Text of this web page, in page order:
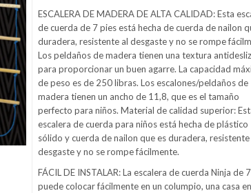
ESCALERA DE MADERA DE ALTA CALIDAD: Esta
de cuerda de 7 pies está hecha de cuerda de nailon
duradera, resistente al desgaste y no se rompe
Los peldaños de madera tienen una textura
para proporcionar un buen agarre. La capacidad
de peso es de 250 libras. Los escalones/peldaños de
madera tienen un ancho de 11,8, que es el tamaño
perfecto para niños. Material de calidad superior:
escalera de cuerda para niños está hecha de plástico
sólido y cuerda de nailon que es duradera, resistente
desgaste y no se rompe fácilmente.
FÁCIL DE INSTALAR: La escalera de cuerda Ninja de
puede colocar fácilmente en un columpio, una casa